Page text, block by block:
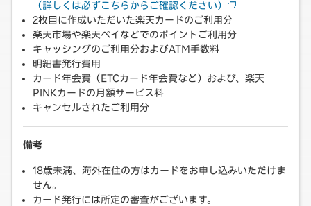
（詳しくは必ずこちらからご確認ください）
2枚目に作成いただいた楽天カードのご利用分
楽天市場や楽天ペイなどでのポイントご利用分
キャッシングのご利用分およびATM手数料
明細書発行費用
カード年会費（ETCカード年会費など）および、楽天
PINKカードの月額サービス料
キャンセルされたご利用分
備考
18歳未満、海外在住の方はカードをお申し込みいただけま
せん。
カード発行には所定の審査がございます。